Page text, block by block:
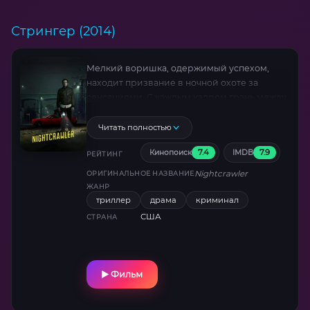
Стрингер (2014)
Мелкий воришка, одержимый успехом,
находит призвание в ночной охоте за
стирается, а моральные принципы
превращаются в разменную монету.
Циничный взгляд на медиа-мир, где
рейтинги важнее правды .
Читать полностью
РЕЙТИНГ Кинопоиск 7.4 IMDB 7.9
ОРИГИНАЛЬНОЕ НАЗВАНИЕNightcrawler
ЖАНР
триллер драма криминал
СТРАНА США
Фильм